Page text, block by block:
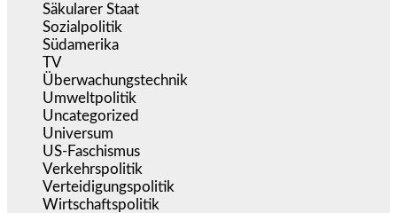
Säkularer Staat
Sozialpolitik
Südamerika
TV
Überwachungstechnik
Umweltpolitik
Uncategorized
Universum
US-Faschismus
Verkehrspolitik
Verteidigungspolitik
Wirtschaftspolitik